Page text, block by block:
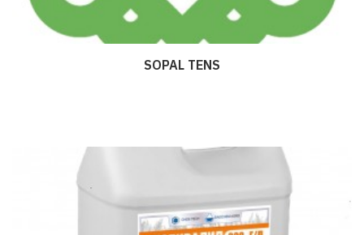
SOPAL TENS